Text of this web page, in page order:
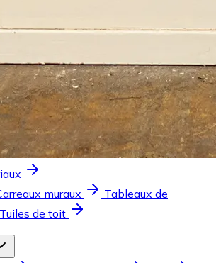
muraux
Tableaux de
Tuiles de toit